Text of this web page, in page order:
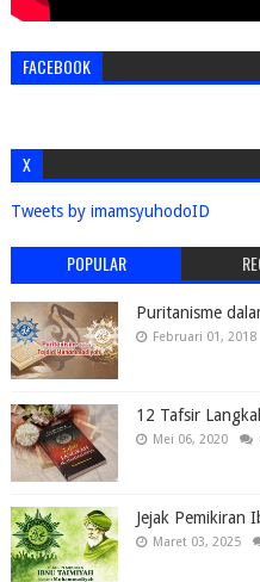
FACEBOOK
X
Tweets by imamsyuhodoID
POPULAR
Puritanisme
Februari 01, 2018
12 Tafsir
Mei 06, 2020
Jejak Pemikiran
Maret 03, 2025